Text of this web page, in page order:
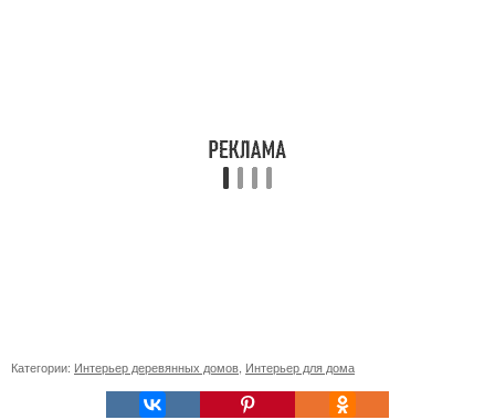
Категории: Интерьер деревянных домов Интерьер для дома